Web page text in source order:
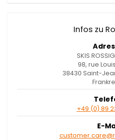
Infos zu
SKIS
98, rue
38430 Saint-
+49 (0) 89
E-